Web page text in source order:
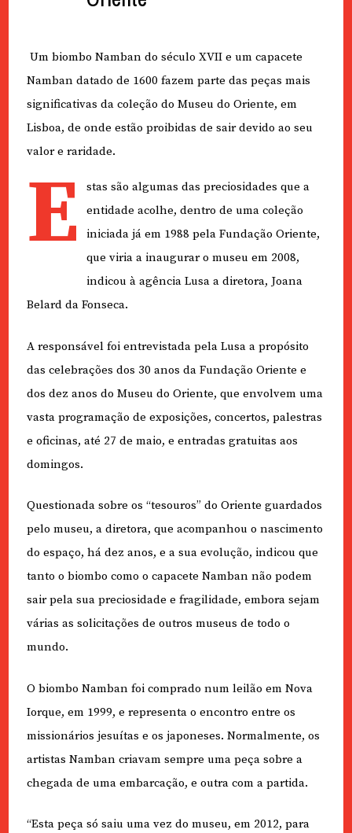
Um biombo Namban do século XVII e um capacete
Namban datado de 1600 fazem parte das peças mais
significativas da coleção do Museu do Oriente, em
Lisboa, de onde estão proibidas de sair devido ao seu
valor e raridade.
E
stas são algumas das preciosidades que a
entidade acolhe, dentro de uma coleção
iniciada já em 1988 pela Fundação Oriente,
que viria a inaugurar o museu em 2008,
indicou à agência Lusa a diretora, Joana
Belard da Fonseca.
A responsável foi entrevistada pela Lusa a propósito
das celebrações dos 30 anos da Fundação Oriente e
dos dez anos do Museu do Oriente, que envolvem uma
vasta programação de exposições, concertos, palestras
e oficinas, até 27 de maio, e entradas gratuitas aos
domingos.
Questionada sobre os “tesouros” do Oriente guardados
pelo museu, a diretora, que acompanhou o nascimento
do espaço, há dez anos, e a sua evolução, indicou que
tanto o biombo como o capacete Namban não podem
sair pela sua preciosidade e fragilidade, embora sejam
várias as solicitações de outros museus de todo o
mundo.
O biombo Namban foi comprado num leilão em Nova
Iorque, em 1999, e representa o encontro entre os
missionários jesuítas e os japoneses. Normalmente, os
artistas Namban criavam sempre uma peça sobre a
chegada de uma embarcação, e outra com a partida.
“Esta peça só saiu uma vez do museu, em 2012, para